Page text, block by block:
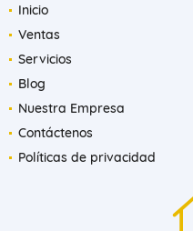
Inicio
Ventas
Servicios
Blog
Nuestra Empresa
Contáctenos
Políticas de privacidad